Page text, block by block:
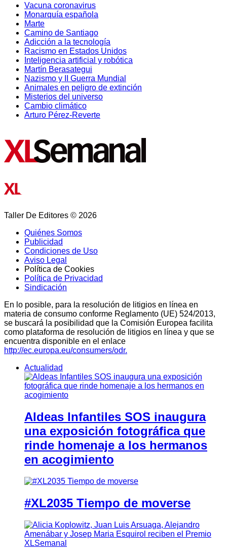
Vacuna coronavirus
Monarquía española
Marte
Camino de Santiago
Adicción a la tecnología
Racismo en Estados Unidos
Inteligencia artificial y robótica
Martín Berasategui
Nazismo y II Guerra Mundial
Animales en peligro de extinción
Misterios del universo
Cambio climático
Arturo Pérez-Reverte
Taller De Editores © 2026
Quiénes Somos
Publicidad
Condiciones de Uso
Aviso Legal
Política de Cookies
Política de Privacidad
Sindicación
En lo posible, para la resolución de litigios en línea en
materia de consumo conforme Reglamento (UE) 524/2013,
se buscará la posibilidad que la Comisión Europea facilita
como plataforma de resolución de litigios en línea y que se
encuentra disponible en el enlace
http://ec.europa.eu/consumers/odr.
Actualidad
Aldeas Infantiles SOS inaugura
una exposición fotográfica que
rinde homenaje a los hermanos
en acogimiento
#XL2035 Tiempo de moverse